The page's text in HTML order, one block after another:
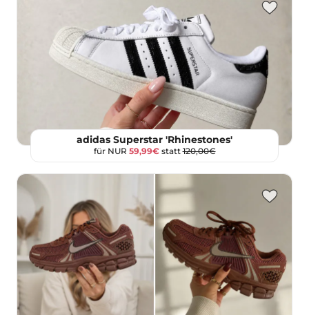
adidas Superstar 'Rhinestones'
für NUR 59,99€statt120,00€